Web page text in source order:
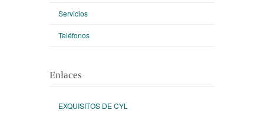
Servicios
Teléfonos
Enlaces
EXQUISITOS DE CYL